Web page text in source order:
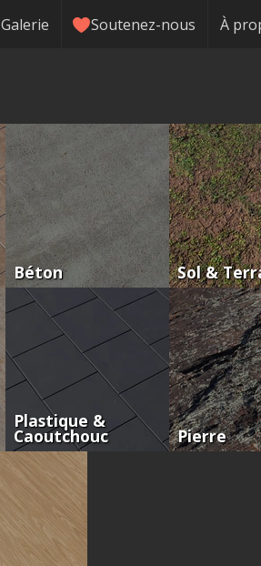
Galerie Soutenez-nous À
Béton Sol &
Plastique &
Caoutchouc Pierre